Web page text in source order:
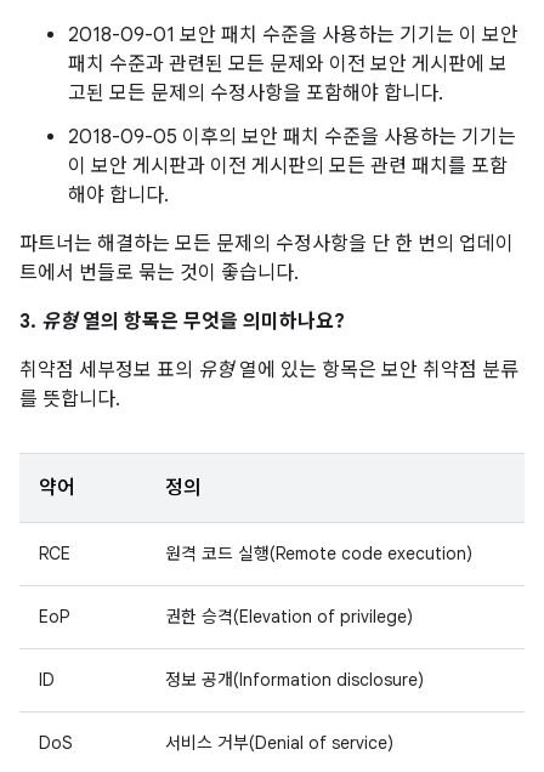
2018-09-01 보안 패치 수준을 사용하는 기기는 이 보안
패치 수준과 관련된 모든 문제와 이전 보안 게시판에 보
고된 모든 문제의 수정사항을 포함해야 합니다.
2018-09-05 이후의 보안 패치 수준을 사용하는 기기는
이 보안 게시판과 이전 게시판의 모든 관련 패치를 포함
해야 합니다.
파트너는 해결하는 모든 문제의 수정사항을 단 한 번의 업데이
트에서 번들로 묶는 것이 좋습니다.
3. 유형열의 항목은 무엇을 의미하나요?
취약점 세부정보 표의 유형열에 있는 항목은 보안 취약점 분류
를 뜻합니다.
약어 정의
RCE 원격 코드 실행(Remote code execution)
EoP 권한 승격(Elevation of privilege)
ID 정보 공개(Information disclosure)
DoS 서비스 거부(Denial of service)